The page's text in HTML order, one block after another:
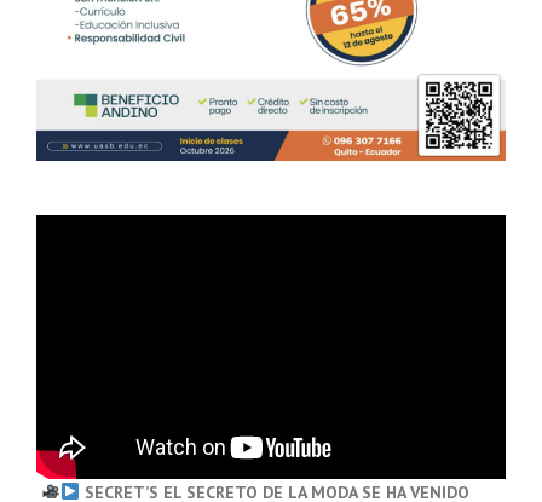
SECRET’S EL SECRETO DE LA MODA SE HA VENIDO